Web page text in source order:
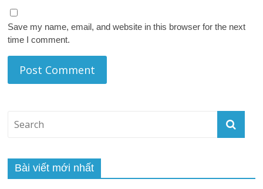
Save my name, email, and website in this browser for the next
time I comment.
Bài viết mới nhất